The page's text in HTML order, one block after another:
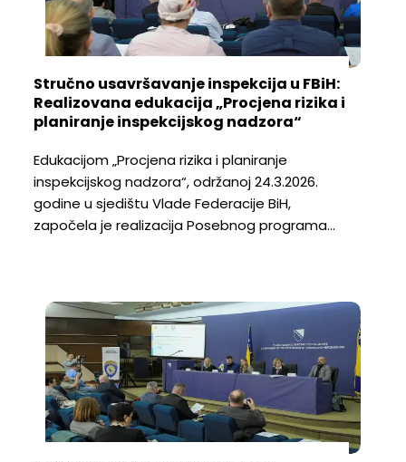
Stručno usavršavanje inspekcija u FBiH:
Realizovana edukacija „Procjena rizika i
planiranje inspekcijskog nadzora“
Edukacijom „Procjena rizika i planiranje
inspekcijskog nadzora“, održanoj 24.3.2026.
godine u sjedištu Vlade Federacije BiH,
započela je realizacija Posebnog programa…